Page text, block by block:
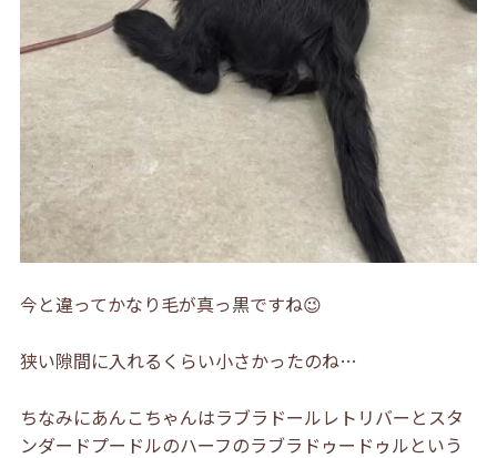
今と違ってかなり毛が真っ黒ですね😉
狭い隙間に入れるくらい小さかったのね…
ちなみにあんこちゃんはラブラドールレトリバーとスタ
ンダードプードルのハーフのラブラドゥードゥルという